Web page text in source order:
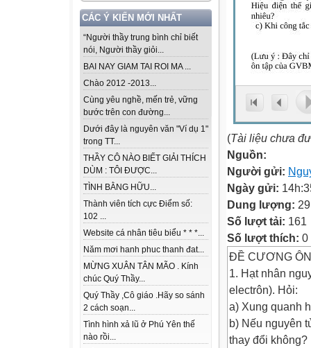
CÁC Ý KIẾN MỚI NHẤT
“Người thầy trung bình chỉ biết
nói, Người thầy giỏi...
BAI NAY GIAM TAI ROI MA ...
Chào 2012 -2013...
Cùng yêu nghề, mến trẻ, vững
bước trên con đường...
Dưới đây là nguyên văn "Ví dụ 1"
trong TT...
THẦY CÔ NÀO BIẾT GIẢI THÍCH
DÙM : TÔI ĐƯỢC...
TÌNH BẰNG HỮU...
Thành viên tích cực Điểm số:
102 ...
Website cá nhân tiêu biểu * * *...
Năm mơi hanh phuc thanh đat...
MỪNG XUÂN TÂN MÃO . Kính
chúc Quý Thầy...
Quý Thầy ,Cô giáo .Hãy so sánh
2 cách soạn...
Tình hình xả lũ ở Phú Yên thế
nào rồi...
(Tài liệu chưa
Nguồn:
Người gửi:
Ngày gửi:
Dung lượng:
Số lượt tải: 161
Số lượt thích: 0
ĐỀ CƯƠNG
1. Hạt nhân
electrôn). Hỏi:
a) Xung quanh
b) Nếu nguyên
thay đổi